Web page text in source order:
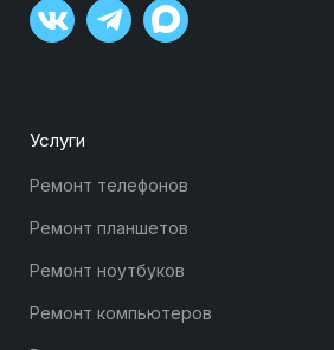
Услуги
Ремонт телефонов
Ремонт планшетов
Ремонт ноутбуков
Ремонт компьютеров